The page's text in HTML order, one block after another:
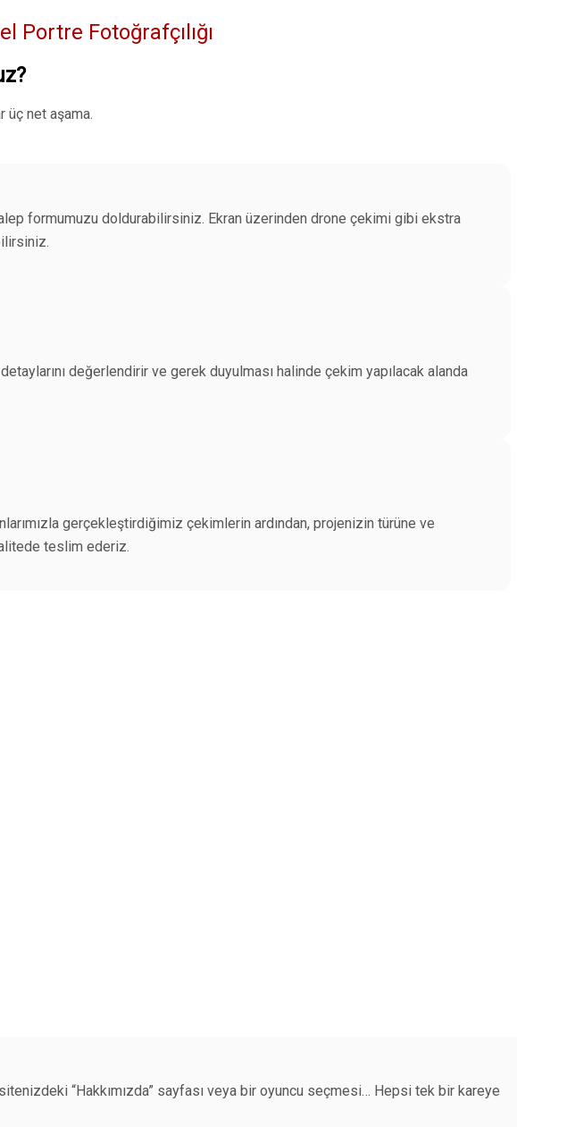
Portre Fotoğrafçılığı
net aşama.
formumuzu doldurabilirsiniz. Ekran üzerinden drone çekimi gibi ekstra
değerlendirir ve gerek duyulması halinde çekim yapılacak alanda
gerçekleştirdiğimiz çekimlerin ardından, projenizin türüne ve
teslim ederiz.
“Hakkımızda” sayfası veya bir oyuncu seçmesi… Hepsi tek bir kareye